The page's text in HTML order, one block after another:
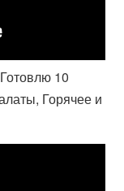
10
Горячее и